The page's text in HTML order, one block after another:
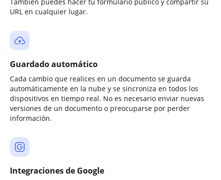
URL en cualquier lugar.
Guardado automático
Cada cambio que realices en un documento se guarda
automáticamente en la nube y se sincroniza en todos los
dispositivos en tiempo real. No es necesario enviar nuevas
versiones de un documento o preocuparse por perder
información.
Integraciones de Google